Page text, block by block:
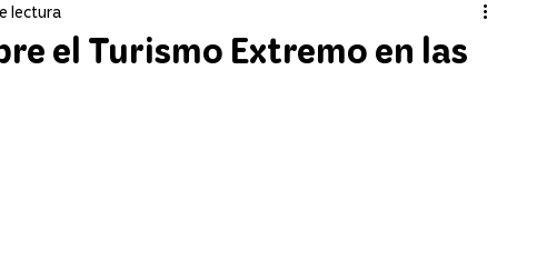
el Turismo Extremo en las
lectura